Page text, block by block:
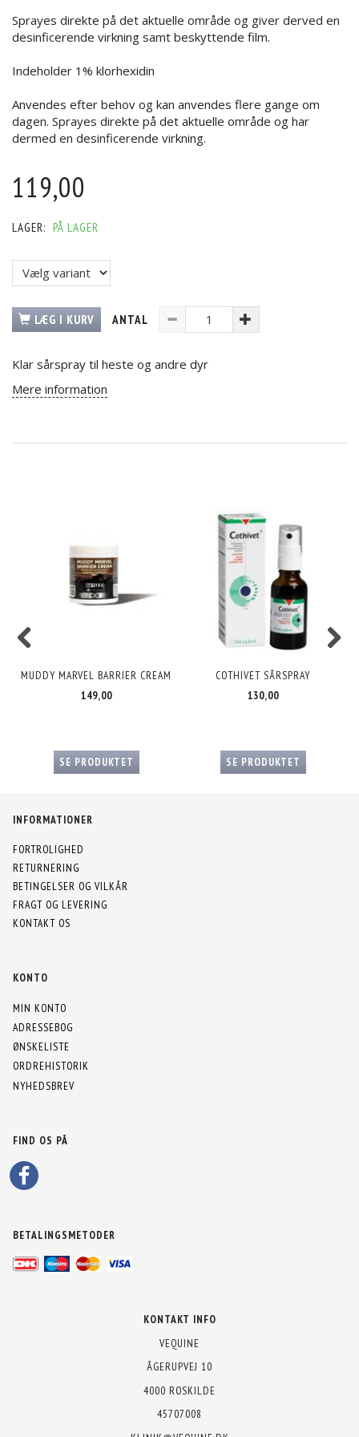
Sprayes direkte på det aktuelle område og giver derved en
desinficerende virkning samt beskyttende film.
Indeholder 1% klorhexidin
Anvendes efter behov og kan anvendes flere gange om
dagen. Sprayes direkte på det aktuelle område og har
dermed en desinficerende virkning.
119,00
LAGER: PÅ LAGER
LÆG I KURV ANTAL
Klar sårspray til heste og andre dyr
Mere information
MUDDY MARVEL BARRIER CREAM
149,00
SE PRODUKTET
COTHIVET SÅRSPRAY
130,00
SE PRODUKTET
INFORMATIONER
FORTROLIGHED
RETURNERING
BETINGELSER OG VILKÅR
FRAGT OG LEVERING
KONTAKT OS
KONTO
MIN KONTO
ADRESSEBOG
ØNSKELISTE
ORDREHISTORIK
NYHEDSBREV
FIND OS PÅ
BETALINGSMETODER
KONTAKT INFO
VEQUINE
ÅGERUPVEJ 10
4000 ROSKILDE
45707008